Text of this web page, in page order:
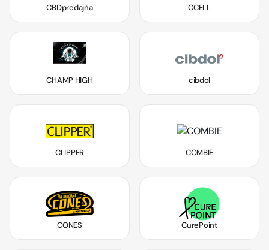
CBDpredajňa CCELL
CHAMP HIGH cibdol
CLIPPER COMBIE
CONES CurePoint